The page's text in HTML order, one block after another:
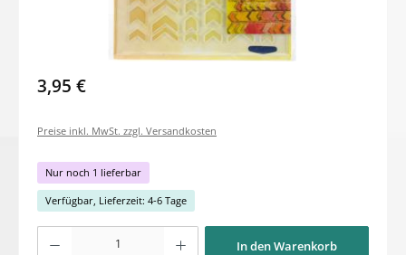
3,95 €
Preise inkl. MwSt. zzgl. Versandkosten
Nur noch 1 lieferbar
Verfügbar, Lieferzeit: 4-6 Tage
Produkt Anzahl: Gib den gewünschten Wert ein oder benutze die Schaltflächen um
In den Warenkorb